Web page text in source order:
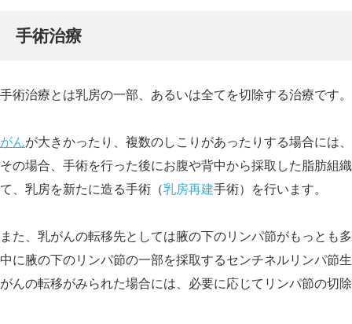
手術治療
手術治療とは乳房の一部、あるいは全てを切除する治療です。
がんが大きかったり、複数のしこりがあったりする場合には
その場合、手術を行った後にお腹や背中から採取した脂肪組
て、乳房を新たに造る手術（乳房再建手術）を行います。
また、乳がんの転移先としては腋の下のリンパ節がもっとも
中に腋の下のリンパ節の一部を採取するセンチネルリンパ節
がんの転移がみられた場合には、必要に応じてリンパ節の切